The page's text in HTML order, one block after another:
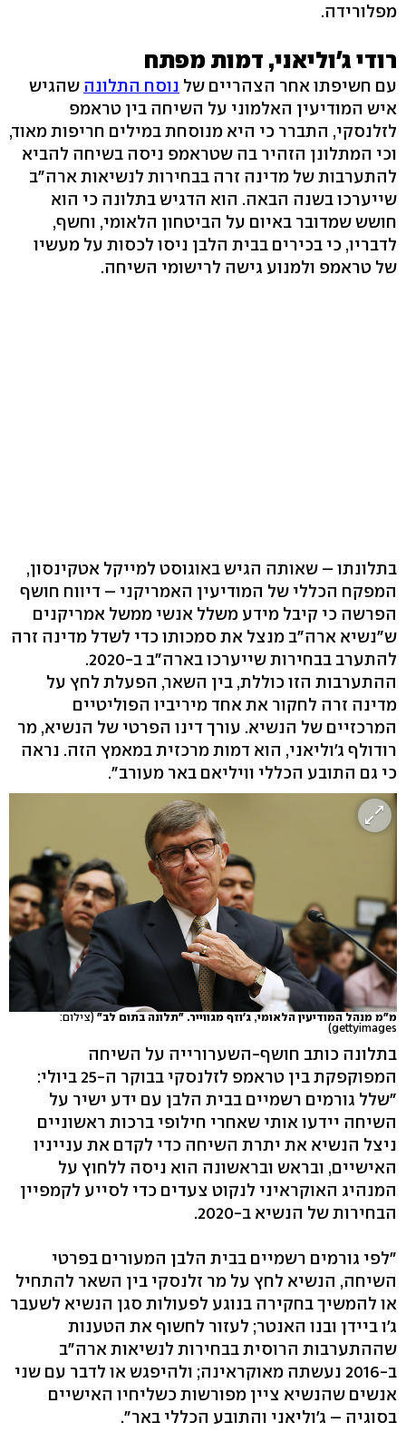
מפלורידה.
רודי ג'וליאני, דמות מפתח
עם חשיפתו אחר הצהריים של נוסח התלונה שהגיש
איש המודיעין האלמוני על השיחה בין טראמפ
לזלנסקי, התברר כי היא מנוסחת במילים חריפות מאוד,
וכי המתלונן הזהיר בה שטראמפ ניסה בשיחה להביא
להתערבות של מדינה זרה בבחירות לנשיאות ארה"ב
שייערכו בשנה הבאה. הוא הדגיש בתלונה כי הוא
חושש שמדובר באיום על הביטחון הלאומי, וחשף,
לדבריו, כי בכירים בבית הלבן ניסו לכסות על מעשיו
של טראמפ ולמנוע גישה לרישומי השיחה.
בתלונתו – שאותה הגיש באוגוסט למייקל אטקינסון,
המפקח הכללי של המודיעין האמריקני – דיווח חושף
הפרשה כי קיבל מידע משלל אנשי ממשל אמריקנים
ש"נשיא ארה"ב מנצל את סמכותו כדי לשדל מדינה זרה
להתערב בבחירות שייערכו בארה"ב ב-2020.
ההתערבות הזו כוללת, בין השאר, הפעלת לחץ על
מדינה זרה לחקור את אחד מיריביו הפוליטיים
המרכזיים של הנשיא. עורך דינו הפרטי של הנשיא, מר
רודולף ג'וליאני, הוא דמות מרכזית במאמץ הזה. נראה
כי גם התובע הכללי וויליאם באר מעורב".
מ"מ מנהל המודיעין הלאומי, ג'וזף מגווייר. "תלונה בתום לב"(צילום:
gettyimages)
בתלונה כותב חושף-השערורייה על השיחה
המפוקפקת בין טראמפ לזלנסקי בבוקר ה-25 ביולי:
"שלל גורמים רשמיים בבית הלבן עם ידע ישיר על
השיחה יידעו אותי שאחרי חילופי ברכות ראשוניים
ניצל הנשיא את יתרת השיחה כדי לקדם את ענייניו
האישיים, ובראש ובראשונה הוא ניסה ללחוץ על
המנהיג האוקראיני לנקוט צעדים כדי לסייע לקמפיין
הבחירות של הנשיא ב-2020.
"לפי גורמים רשמיים בבית הלבן המעורים בפרטי
השיחה, הנשיא לחץ על מר זלנסקי בין השאר להתחיל
או להמשיך בחקירה בנוגע לפעולות סגן הנשיא לשעבר
ג'ו ביידן ובנו האנטר; לעזור לחשוף את הטענות
שההתערבות הרוסית בבחירות לנשיאות ארה"ב
ב-2016 נעשתה מאוקראינה; ולהיפגש או לדבר עם שני
אנשים שהנשיא ציין מפורשות כשליחיו האישיים
בסוגיה – ג'וליאני והתובע הכללי באר".